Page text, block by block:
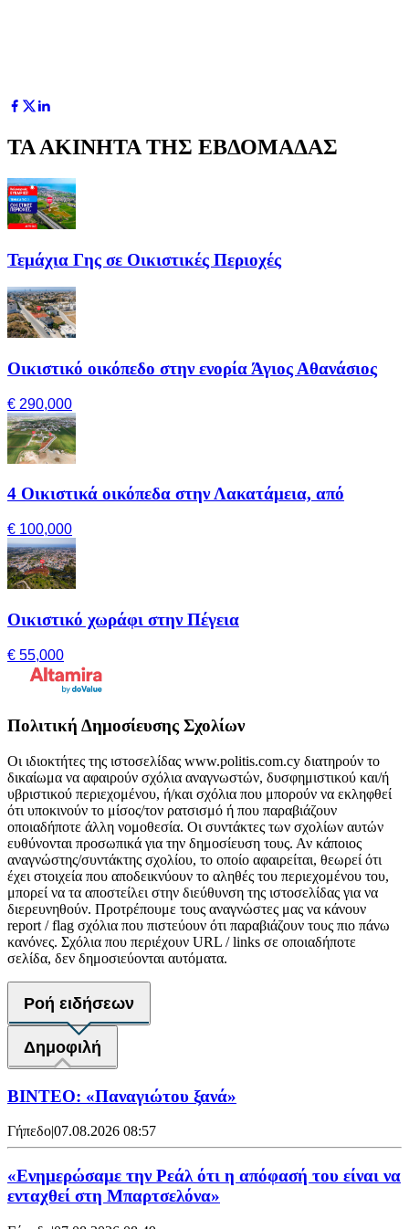
ΤΑ ΑΚΙΝΗΤΑ ΤΗΣ ΕΒΔΟΜΑΔΑΣ
Τεμάχια Γης σε Οικιστικές Περιοχές
Οικιστικό οικόπεδο στην ενορία Άγιος Αθανάσιος
€ 290,000
4 Οικιστικά οικόπεδα στην Λακατάμεια, από
€ 100,000
Οικιστικό χωράφι στην Πέγεια
€ 55,000
Πολιτική Δημοσίευσης Σχολίων
Οι ιδιοκτήτες της ιστοσελίδας www.politis.com.cy διατηρούν το
δικαίωμα να αφαιρούν σχόλια αναγνωστών, δυσφημιστικού και/ή
υβριστικού περιεχομένου, ή/και σχόλια που μπορούν να εκληφθεί
ότι υποκινούν το μίσος/τον ρατσισμό ή που παραβιάζουν
οποιαδήποτε άλλη νομοθεσία. Οι συντάκτες των σχολίων αυτών
ευθύνονται προσωπικά για την δημοσίευση τους. Αν κάποιος
αναγνώστης/συντάκτης σχολίου, το οποίο αφαιρείται, θεωρεί ότι
έχει στοιχεία που αποδεικνύουν το αληθές του περιεχομένου του,
μπορεί να τα αποστείλει στην διεύθυνση της ιστοσελίδας για να
διερευνηθούν. Προτρέπουμε τους αναγνώστες μας να κάνουν
report / flag σχόλια που πιστεύουν ότι παραβιάζουν τους πιο πάνω
κανόνες. Σχόλια που περιέχουν URL / links σε οποιαδήποτε
σελίδα, δεν δημοσιεύονται αυτόματα.
Ροή ειδήσεων
Δημοφιλή
ΒΙΝΤΕΟ: «Παναγιώτου ξανά»
Γήπεδο07.08.2026 08:57
«Ενημερώσαμε την Ρεάλ ότι η απόφασή του είναι να
ενταχθεί στη Μπαρτσελόνα»